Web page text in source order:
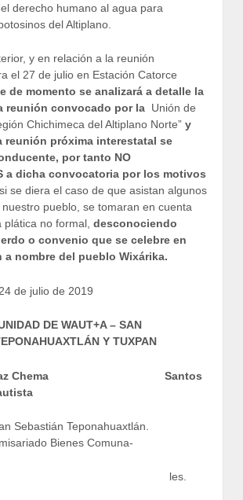
derecho humano al agua para
del Altiplano.
y en relación a la reunión
el 27 de julio en Estación Catorce
de momento se analizará a detalle la
reunión convocado por la Unión de
Chichimeca del Altiplano Norte” y
reunión próxima interestatal se
por tanto NO
a dicha convocatoria por los motivos
se diera el caso de que asistan algunos
pueblo, se tomaran en cuenta
plática no formal, desconociendo
o convenio que se celebre en
a nombre del pueblo Wixárika.
de julio de 2019
DE WAUT+A – SAN
Y TUXPAN
Díaz Chema Santos
Sebastián Teponahuaxtlán.
Bienes Comuna-